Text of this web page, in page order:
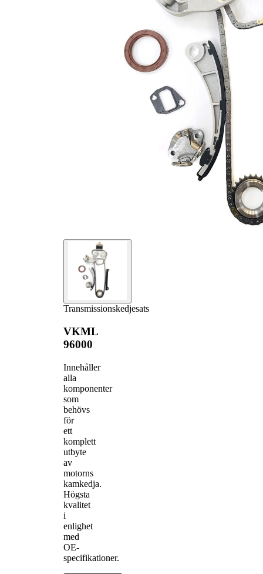
Transmissionskedjesats
VKML
96000
Innehåller
alla
komponenter
som
behövs
för
ett
komplett
utbyte
av
motorns
kamkedja.
Högsta
kvalitet
i
enlighet
med
OE-
specifikationer.